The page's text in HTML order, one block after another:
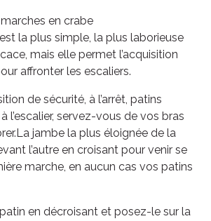
en crabe
la plus simple, la plus laborieuse
mais elle permet l’acquisition
affronter les escaliers.
de sécurité, à l’arrêt, patins
l’escalier, servez-vous de vos bras
jambe la plus éloignée de la
l’autre en croisant pour venir se
marche, en aucun cas vos patins
patin en décroisant et posez-le sur la